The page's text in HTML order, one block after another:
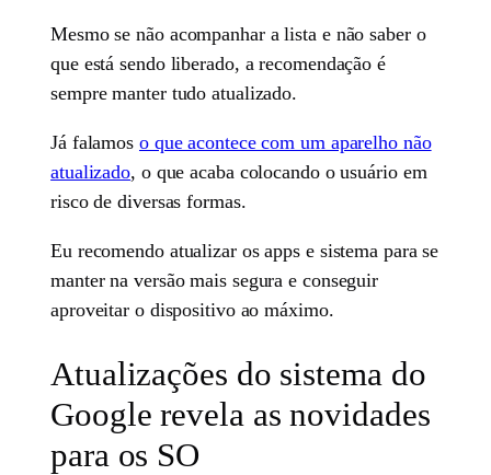
Mesmo se não acompanhar a lista e não saber o
que está sendo liberado, a recomendação é
sempre manter tudo atualizado.
Já falamos o que acontece com um aparelho não
atualizado, o que acaba colocando o usuário em
risco de diversas formas.
Eu recomendo atualizar os apps e sistema para se
manter na versão mais segura e conseguir
aproveitar o dispositivo ao máximo.
Atualizações do sistema do
Google revela as novidades
para os SO